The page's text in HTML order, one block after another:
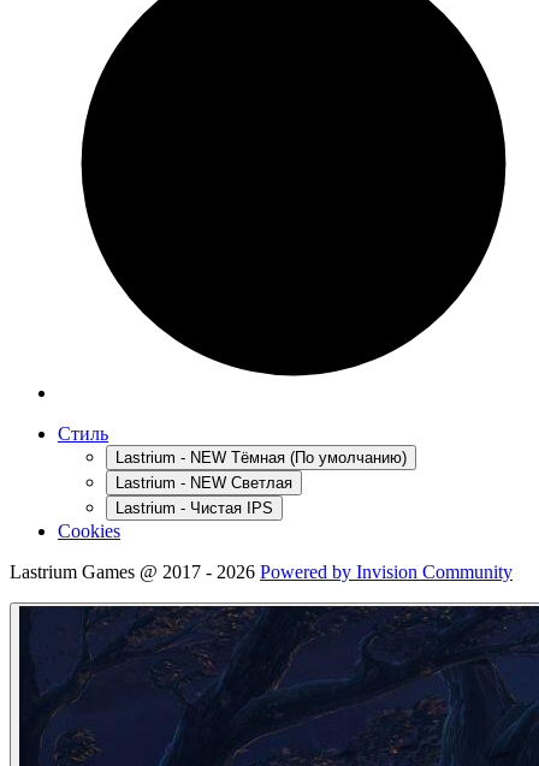
Стиль
Lastrium - NEW Тёмная (По умолчанию)
Lastrium - NEW Светлая
Lastrium - Чистая IPS
Cookies
Lastrium Games @ 2017 - 2026 Powered by Invision Community